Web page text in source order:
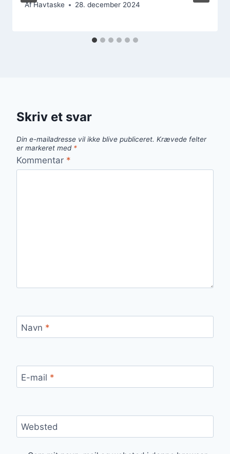
AfHavtaske 28. december 2024
Skriv et svar
Din e-mailadresse vil ikke blive publiceret. Krævede felter
er markeret med *
Kommentar *
Navn *
E-mail *
Websted